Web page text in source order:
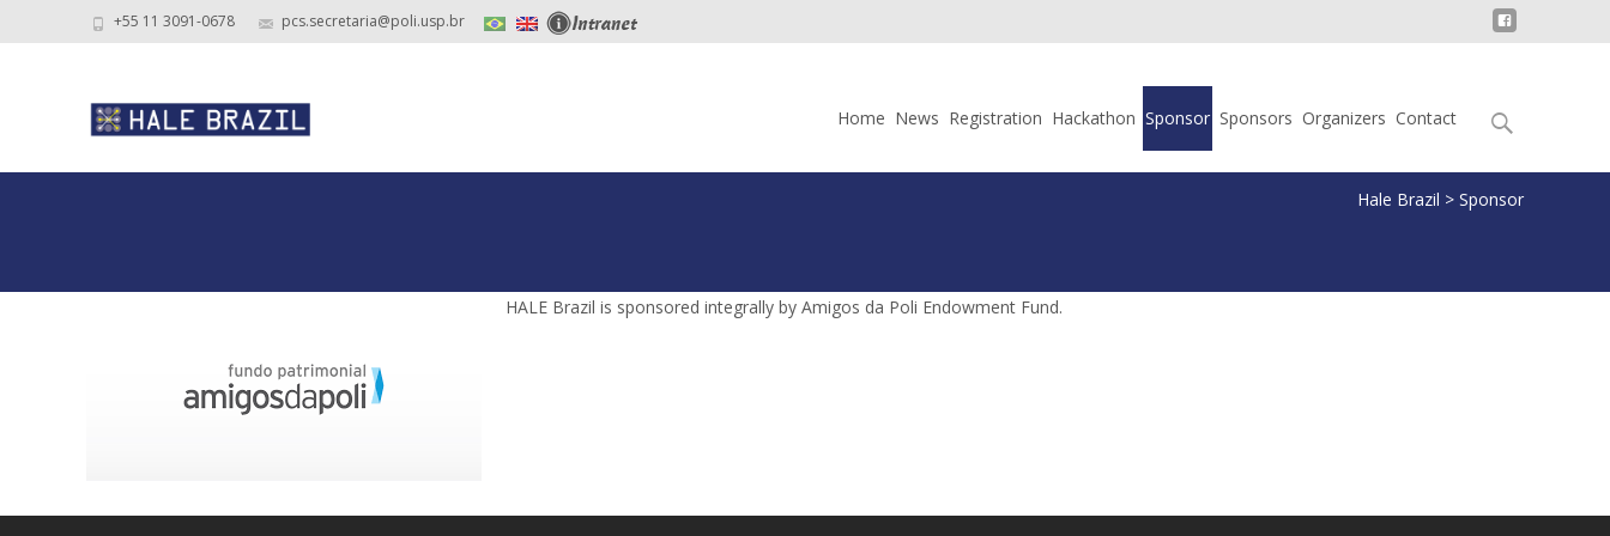
+55 11 3091-0678 pcs.secretaria@poli.usp.br
to
Home News Registration Hackathon Sponsor Sponsors Organizers Contact
Search
Hale Brazil > Sponsor
HALE Brazil is sponsored integrally by Amigos da Poli Endowment Fund.